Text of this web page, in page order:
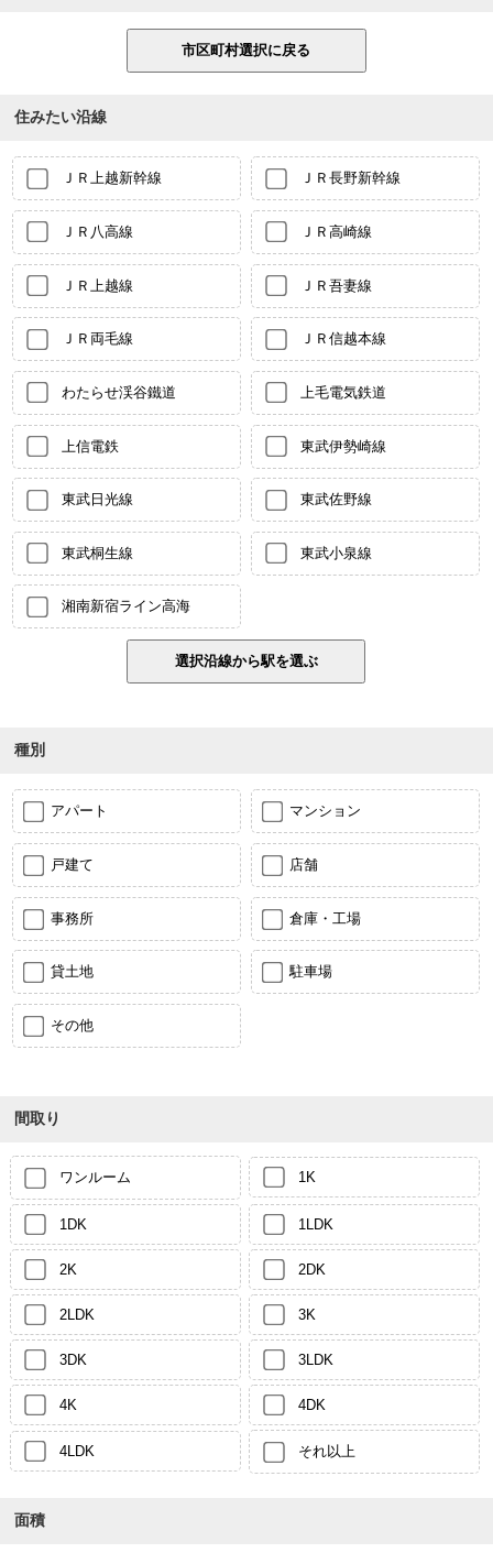
住みたい沿線
ＪＲ上越新幹線 ＪＲ長野新幹線
ＪＲ八高線 ＪＲ高崎線
ＪＲ上越線 ＪＲ吾妻線
ＪＲ両毛線 ＪＲ信越本線
わたらせ渓谷鐵道 上毛電気鉄道
上信電鉄 東武伊勢崎線
東武日光線 東武佐野線
東武桐生線 東武小泉線
湘南新宿ライン高海
種別
アパート マンション
戸建て 店舗
事務所 倉庫・工場
貸土地 駐車場
その他
間取り
ワンルーム 1K
1DK 1LDK
2K 2DK
2LDK 3K
3DK 3LDK
4K 4DK
4LDK それ以上
面積